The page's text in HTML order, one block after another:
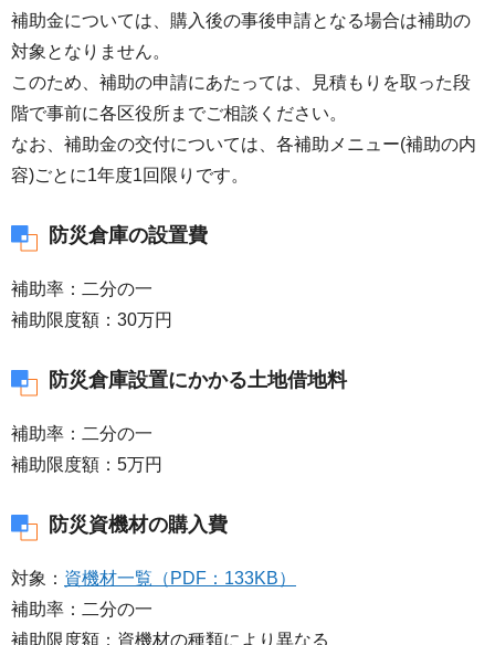
補助金については、購入後の事後申請となる場合は補助の
対象となりません。
このため、補助の申請にあたっては、見積もりを取った段
階で事前に各区役所までご相談ください。
なお、補助金の交付については、各補助メニュー(補助の内
容)ごとに1年度1回限りです。
防災倉庫の設置費
補助率：二分の一
補助限度額：30万円
防災倉庫設置にかかる土地借地料
補助率：二分の一
補助限度額：5万円
防災資機材の購入費
対象： 資機材一覧（PDF：133KB）
補助率：二分の一
補助限度額：資機材の種類により異なる